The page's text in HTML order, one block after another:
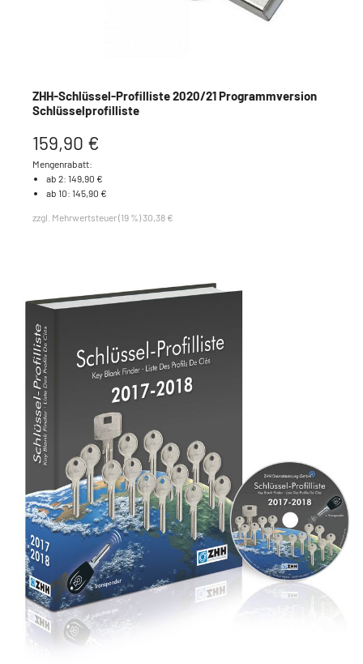
ZHH-Schlüssel-Profilliste 2020/21 Programmversion
Schlüsselprofilliste
159,90 €
Mengenrabatt:
ab 2: 149,90 €
ab 10: 145,90 €
zzgl. Mehrwertsteuer (19 %) 30,38 €